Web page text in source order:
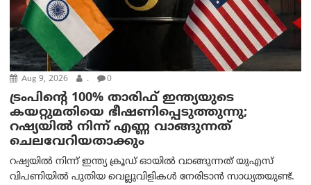
Aug 9, 2026 . 0
ട്രം‌പിന്റെ 100% താരിഫ് ഇന്ത്യയുടെ
കയറ്റുമതിയെ ഭീഷണിപ്പെടുത്തുന്നു;
റഷ്യയിൽ നിന്ന് എണ്ണ വാങ്ങുന്നത്
ചെലവേറിയതാക്കും
റഷ്യയിൽ നിന്ന് ഇന്ത്യ ക്രൂഡ് ഓയിൽ വാങ്ങുന്നത് യുഎസ്
വിപണിയിൽ പുതിയ വെല്ലുവിളികൾ നേരിടാൻ സാധ്യതയുണ്ട്.